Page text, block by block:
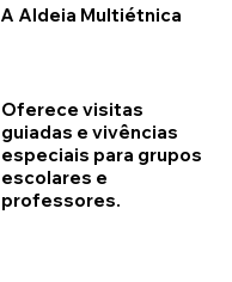
A Aldeia Multiétnica
Oferece visitas
guiadas e vivências
especiais para grupos
escolares e
professores.